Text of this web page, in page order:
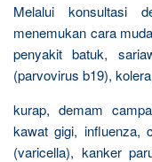
Melalui konsultasi
menemukan cara
penyakit batuk,
(parvovirus b19),
kurap, demam
kawat gigi, influenza,
(varicella), kanker